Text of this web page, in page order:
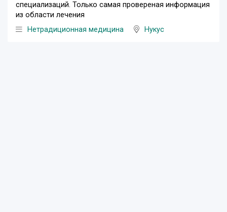
специализаций. Только самая провереная информация
из области лечения
Нетрадиционная медицина
Нукус